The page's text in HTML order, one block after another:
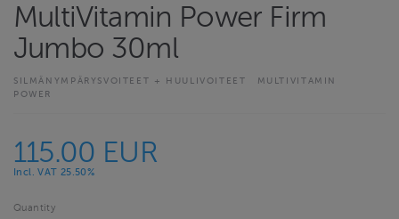
MultiVitamin Power Firm
Jumbo 30ml
SILMÄNYMPÄRYSVOITEET + HUULIVOITEET
MULTIVITAMIN
POWER
115.00 EUR
Incl. VAT 25.50%
Quantity